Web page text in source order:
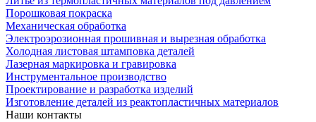
Порошковая покраска
Механическая обработка
Электроэрозионная прошивная и вырезная обработка
Холодная листовая штамповка деталей
Лазерная маркировка и гравировка
Инструментальное производство
Проектирование и разработка изделий
Изготовление деталей из реактопластичных материалов
Наши контакты